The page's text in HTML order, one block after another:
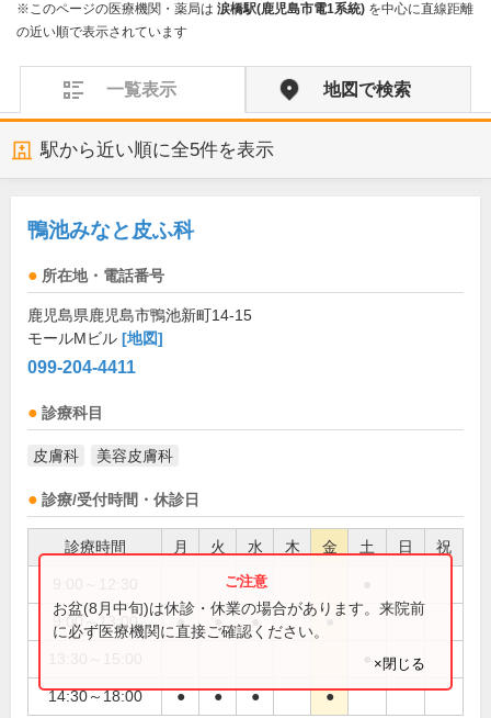
※このページの医療機関・薬局は 涙橋駅(鹿児島市電1系統) を中心に直線距離
の近い順で表示されています
一覧表示 地図で検索
駅から近い順に全5件を表示
鴨池みなと皮ふ科
所在地・電話番号
鹿児島県鹿児島市鴨池新町14-15
モールMビル [地図]
099-204-4411
診療科目
皮膚科 美容皮膚科
診療/受付時間・休診日
診療時間 月 火 水 木 金 土 日 祝
9:00～13:00 ● ● ● ●
14:30～18:00 ● ● ● ●
お盆(8月中旬)は休診・休業の場合があります。来院前
に必ず医療機関に直接ご確認ください。
×閉じる